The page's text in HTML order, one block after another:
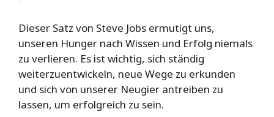
Dieser Satz von Steve Jobs ermutigt uns,
unseren Hunger nach Wissen und Erfolg niemals
zu verlieren. Es ist wichtig, sich ständig
weiterzuentwickeln, neue Wege zu erkunden
und sich von unserer Neugier antreiben zu
lassen, um erfolgreich zu sein.